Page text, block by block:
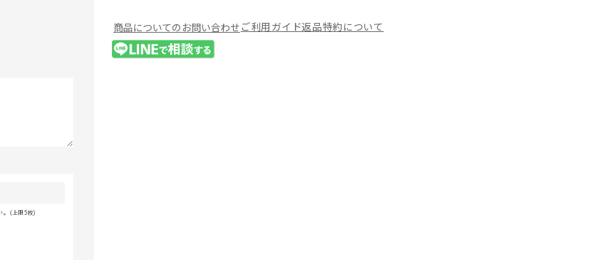
。(上限5枚)
商品についてのお問い合わせ ご利用ガイド返品特約について